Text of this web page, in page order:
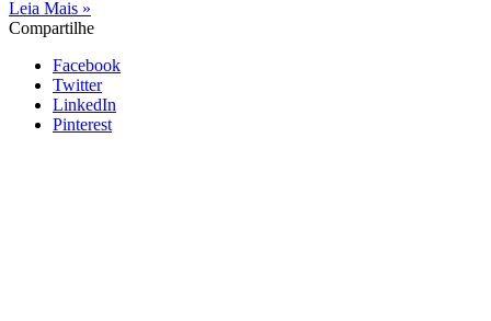
Leia Mais »
Compartilhe
Facebook
Twitter
LinkedIn
Pinterest